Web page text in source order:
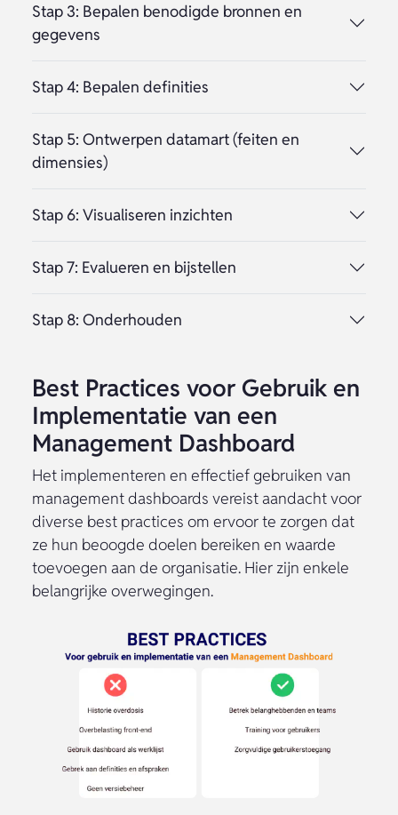
Stap 3: Bepalen benodigde bronnen en
gegevens
Stap 4: Bepalen definities
Stap 5: Ontwerpen datamart (feiten en
dimensies)
Stap 6: Visualiseren inzichten
Stap 7: Evalueren en bijstellen
Stap 8: Onderhouden
Best Practices voor Gebruik en
Implementatie van een
Management Dashboard
Het implementeren en effectief gebruiken van
management dashboards vereist aandacht voor
diverse best practices om ervoor te zorgen dat
ze hun beoogde doelen bereiken en waarde
toevoegen aan de organisatie. Hier zijn enkele
belangrijke overwegingen.